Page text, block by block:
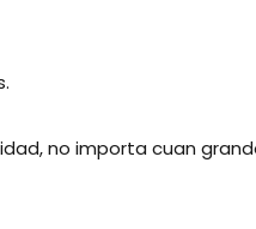
no importa cuan